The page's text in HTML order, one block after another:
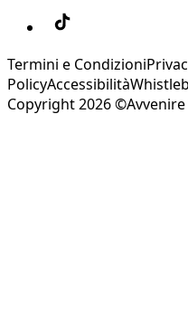
Termini e Condizioni
PolicyAccessibilità
Copyright 2026 ©Avvenire